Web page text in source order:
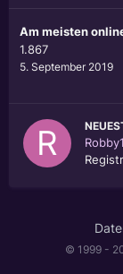
Am meisten
1.867
5. September 2019
© 1999 -